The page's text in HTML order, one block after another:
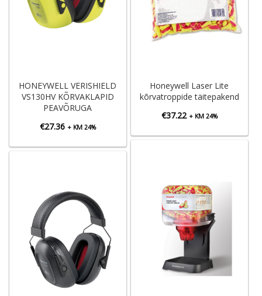
HONEYWELL VERISHIELD
VS130HV KÕRVAKLAPID
PEAVÕRUGA
€27.36 + KM 24%
Honeywell Laser Lite
kõrvatroppide täitepakend
€37.22 + KM 24%